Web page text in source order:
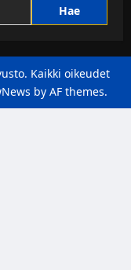
Kaikki oikeudet
by AF themes.